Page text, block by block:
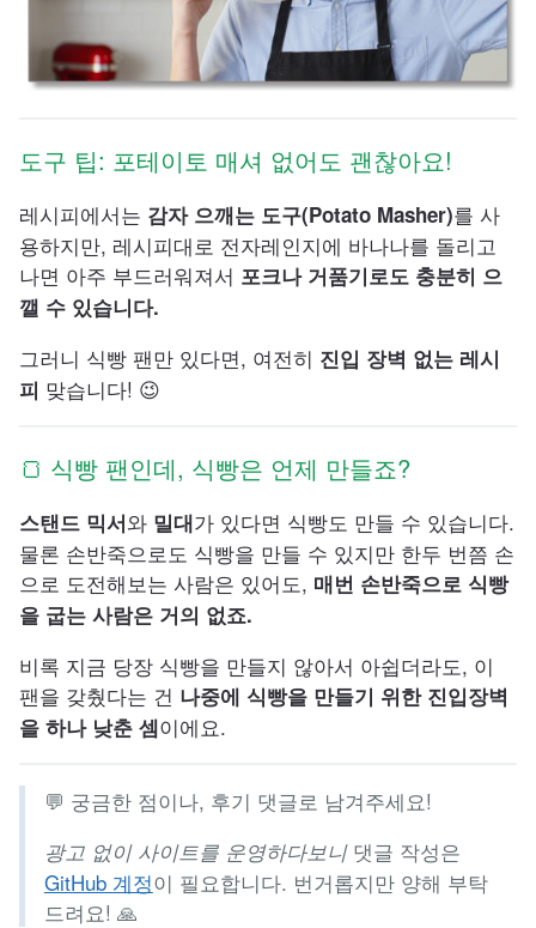
도구 팁: 포테이토 매셔 없어도 괜찮아요!
레시피에서는 감자 으깨는 도구(Potato Masher)를 사
용하지만, 레시피대로 전자레인지에 바나나를 돌리고
나면 아주 부드러워져서 포크나 거품기로도 충분히 으
깰 수 있습니다.
그러니 식빵 팬만 있다면, 여전히 진입 장벽 없는 레시
피 맞습니다! 😉
🍞 식빵 팬인데, 식빵은 언제 만들죠?
스탠드 믹서와 밀대가 있다면 식빵도 만들 수 있습니다.
물론 손반죽으로도 식빵을 만들 수 있지만 한두 번쯤 손
으로 도전해보는 사람은 있어도, 매번 손반죽으로 식빵
을 굽는 사람은 거의 없죠.
비록 지금 당장 식빵을 만들지 않아서 아쉽더라도, 이
팬을 갖췄다는 건 나중에 식빵을 만들기 위한 진입장벽
을 하나 낮춘 셈이에요.
💬 궁금한 점이나, 후기 댓글로 남겨주세요!
광고 없이 사이트를 운영하다보니댓글 작성은
GitHub 계정이 필요합니다. 번거롭지만 양해 부탁
드려요! 🙏